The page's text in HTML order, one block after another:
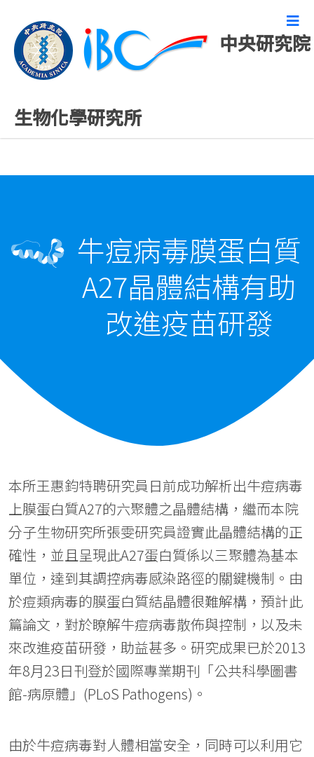
中央研究院
生物化學研究所
精彩研究成果
牛痘病毒膜蛋白質
A27晶體結構有助
改進疫苗研發
本所王惠鈞特聘研究員日前成功解析出牛痘病毒
上膜蛋白質A27的六聚體之晶體結構，繼而本院
分子生物研究所張雯研究員證實此晶體結構的正
確性，並且呈現此A27蛋白質係以三聚體為基本
單位，達到其調控病毒感染路徑的關鍵機制。由
於痘類病毒的膜蛋白質結晶體很難解構，預計此
篇論文，對於瞭解牛痘病毒散佈與控制，以及未
來改進疫苗研發，助益甚多。研究成果已於2013
年8月23日刊登於國際專業期刊「公共科學圖書
館-病原體」(PLoS Pathogens)。
由於牛痘病毒對人體相當安全，同時可以利用它